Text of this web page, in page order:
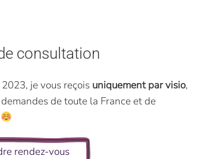
consultation
je vous reçois uniquement par visio,
de toute la France et de
rendez-vous